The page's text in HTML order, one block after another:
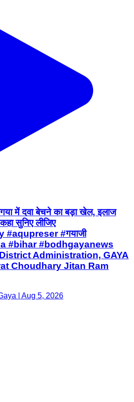
में दवा बेचने का बड़ा खेल, इलाज
सुनिए लीजिए
#गयाजी
#bihar #bodhgayanews
Administration, GAYA
Choudhary Jitan Ram
| Aug 5, 2026